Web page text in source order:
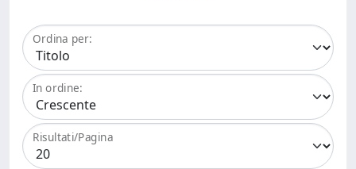
Ordina per:
In ordine:
Risultati/Pagina